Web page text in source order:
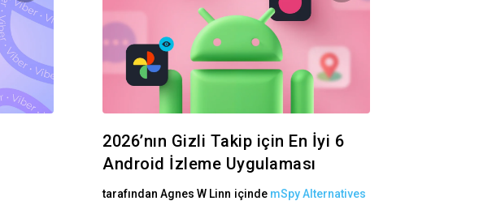
Bu makaleyi paylaş
Twitter Bağlantıyı kopyala
2026’nın Gizli Takip için En İyi 6
Android İzleme Uygulaması
tarafındanAgnes W Linn içinde mSpy Alternatives